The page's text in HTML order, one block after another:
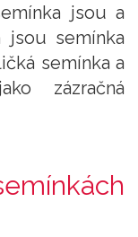
jsou a
semínka
semínka a
zázračná